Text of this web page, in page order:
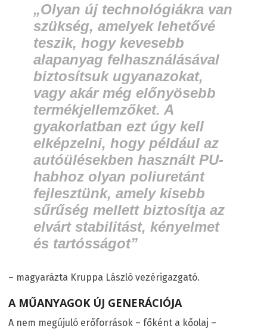
„Olyan új technológiákra van
szükség, amelyek lehetővé
teszik, hogy kevesebb
alapanyag felhasználásával
biztosítsuk ugyanazokat,
vagy akár még előnyösebb
termékjellemzőket. A
gyakorlatban ezt úgy kell
elképzelni, hogy például az
autóülésekben használt PU-
habhoz olyan poliuretánt
fejlesztünk, amely kisebb
sűrűség mellett biztosítja az
elvárt stabilitást, kényelmet
és tartósságot”
– magyarázta Kruppa László vezérigazgató.
A MŰANYAGOK ÚJ GENERÁCIÓJA
A nem megújuló erőforrások – főként a kőolaj –